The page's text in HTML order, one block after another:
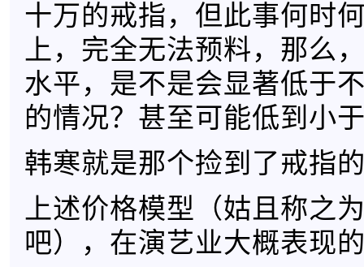
十万的戒指，但此事何时
上，完全无法预料，那么
水平，是不是会显著低于
的情况？甚至可能低到小
韩寒就是那个捡到了戒指
上述价格模型（姑且称之
吧），在演艺业大概表现